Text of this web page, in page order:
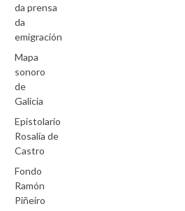
da prensa
da
emigración
Mapa
sonoro
de
Galicia
Epistolario
Rosalía de
Castro
Fondo
Ramón
Piñeiro